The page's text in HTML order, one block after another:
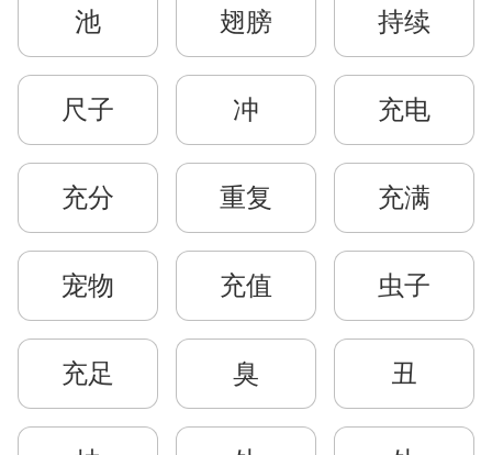
池 翅膀 持续
尺子 冲 充电
充分 重复 充满
宠物 充值 虫子
充足 臭 丑